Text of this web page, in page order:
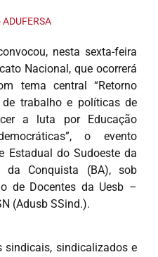
nesta sexta-feira
Nacional, que ocorrerá
tema central “Retorno
trabalho e políticas de
a luta por Educação
o evento
Estadual do Sudoeste da
da Conquista (BA), sob
de Docentes da Uesb –
(Adusb SSind.).
sindicais, sindicalizados e